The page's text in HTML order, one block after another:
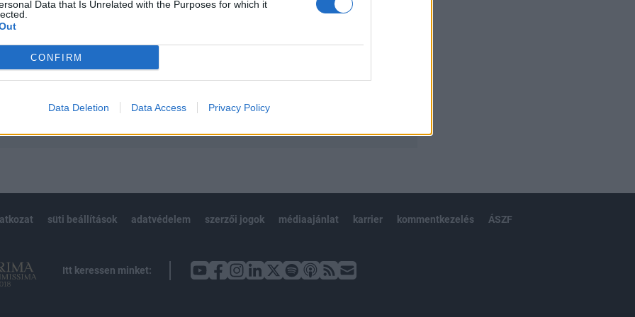
Data that Is Unrelated with the Purposes for which it
CONFIRM
Data Deletion Data Access Privacy Policy
cikkarchívum
elmúlt 2 év napon belüli
Előfizetés
süti beállítások adatvédelem szerzői jogok médiaajánlat karrier kommentkezelés ÁSZF
Itt keressen minket: